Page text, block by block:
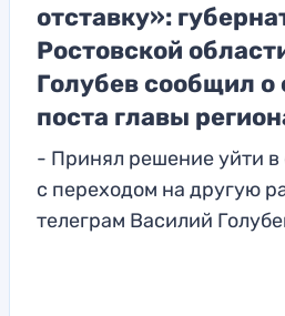
отставку»:
Ростовской
Голубев сообщил о
поста главы
- Принял решение уйти в
с переходом на другую
телеграм Василий